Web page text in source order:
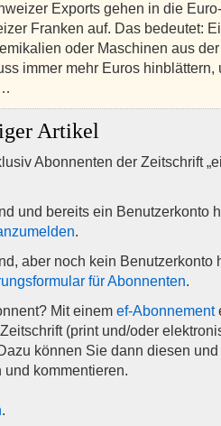
Exports gehen in die
Franken auf. Das bedeutet:
oder Maschinen aus
immer mehr Euros hinblättern,
Artikel
Abonnenten der Zeitschrift
und bereits ein Benutzerkonto
.
aber noch kein Benutzerkonto
für Abonnenten.
Mit einem ef-Abonnement
(print und/oder
können Sie dann diesen
kommentieren.
.